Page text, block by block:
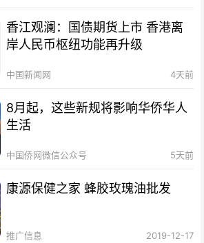
香江观澜：国债期货上市 香港离
岸人民币枢纽功能再升级
中国新闻网 4天前
8月起，这些新规将影响华侨华人
生活
中国侨网微信公众号 5天前
康源保健之家 蜂胶玫瑰油批发
推广信息 2019-12-17